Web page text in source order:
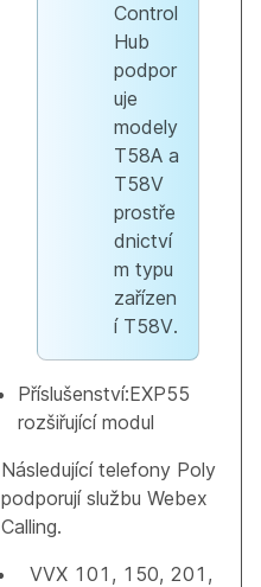
Control
Hub
podpor
uje
modely
T58A a
T58V
prostře
dnictví
m typu
zařízen
í T58V.
Příslušenství:EXP55
rozšiřující modul
Následující telefony Poly
podporují službu Webex
Calling.
VVX 101, 150, 201,